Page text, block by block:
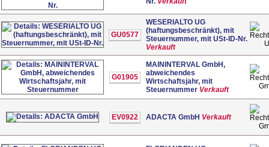
GU0577
WESERIALTO UG
(haftungsbeschränkt), mit
Steuernummer, mit USt-ID-Nr.
Verkauft
G01905
MAININTERVAL GmbH,
abweichendes
Wirtschaftsjahr, mit
Steuernummer Verkauft
EV0922 ADACTA GmbH Verkauft